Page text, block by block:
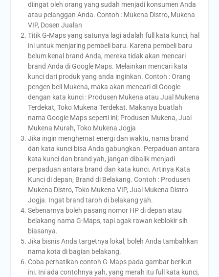
diingat oleh orang yang sudah menjadi konsumen Anda
atau pelanggan Anda. Contoh : Mukena Distro, Mukena
VIP, Dosen Jualan
Titik G-Maps yang satunya lagi adalah full kata kunci, hal
ini untuk menjaring pembeli baru. Karena pembeli baru
belum kenal brand Anda, mereka tidak akan mencari
brand Anda di Google Maps. Melainkan mencari kata
kunci dari produk yang anda inginkan. Contoh : Orang
pengen beli Mukena, maka akan mencari di Google
dengan kata kunci : Produsen Mukena atau Jual Mukena
Terdekat, Toko Mukena Terdekat. Makanya buatlah
nama Google Maps seperti ini; Produsen Mukena, Jual
Mukena Murah, Toko Mukena Jogja
Jika ingin menghemat energi dan waktu, nama brand
dan kata kunci bisa Anda gabungkan. Perpaduan antara
kata kunci dan brand yah, jangan dibalik menjadi
perpaduan antara brand dan kata kunci. Artinya Kata
Kunci di depan, Brand di Belakang. Contoh : Produsen
Mukena Distro, Toko Mukena VIP, Jual Mukena Distro
Jogja. Ingat brand taroh di belakang yah.
Sebenarnya boleh pasang nomor HP di depan atau
belakang nama G-Maps, tapi agak rawan keblokir sih
biasanya.
Jika bisnis Anda targetnya lokal, boleh Anda tambahkan
nama kota di bagian belakang.
Coba perhatikan contoh G-Maps pada gambar berikut
ini. Ini ada contohnya yah, yang merah itu full kata kunci,